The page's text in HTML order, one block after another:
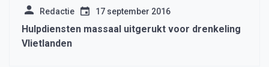
Redactie 17 september 2016
Hulpdiensten massaal uitgerukt voor drenkeling
Vlietlanden